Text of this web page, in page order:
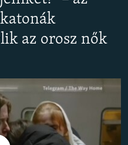
az orosz nők